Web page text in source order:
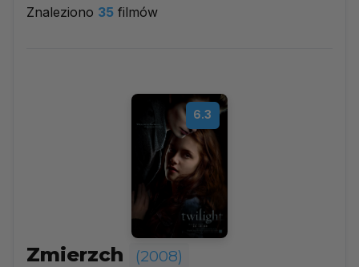
Znaleziono 35 filmów
6.3
Zmierzch (2008)